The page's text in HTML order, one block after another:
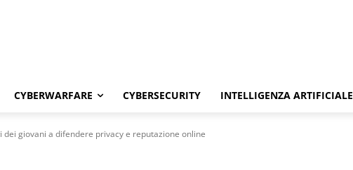
CYBERWARFARE CYBERSECURITY INTELLIGENZA ARTIFICIALE
dei giovani a difendere privacy e reputazione online